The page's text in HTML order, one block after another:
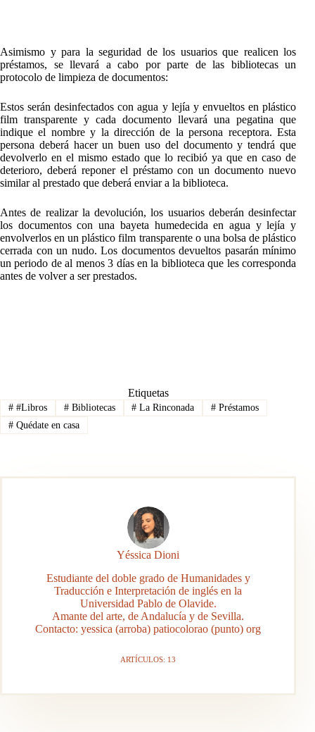
Asimismo y para la seguridad de los usuarios que realicen los
préstamos, se llevará a cabo por parte de las bibliotecas un
protocolo de limpieza de documentos:
Estos serán desinfectados con agua y lejía y envueltos en plástico
film transparente y cada documento llevará una pegatina que
indique el nombre y la dirección de la persona receptora. Esta
persona deberá hacer un buen uso del documento y tendrá que
devolverlo en el mismo estado que lo recibió ya que en caso de
deterioro, deberá reponer el préstamo con un documento nuevo
similar al prestado que deberá enviar a la biblioteca.
Antes de realizar la devolución, los usuarios deberán desinfectar
los documentos con una bayeta humedecida en agua y lejía y
envolverlos en un plástico film transparente o una bolsa de plástico
cerrada con un nudo. Los documentos devueltos pasarán mínimo
un periodo de al menos 3 días en la biblioteca que les corresponda
antes de volver a ser prestados.
Etiquetas
##Libros #Bibliotecas # La Rinconada # Préstamos
#Quédate en casa
Yéssica Dioni
Estudiante del doble grado de Humanidades y
Traducción e Interpretación de inglés en la
Universidad Pablo de Olavide.
Amante del arte, de Andalucía y de Sevilla.
Contacto: yessica (arroba) patiocolorao (punto) org
ARTÍCULOS: 13